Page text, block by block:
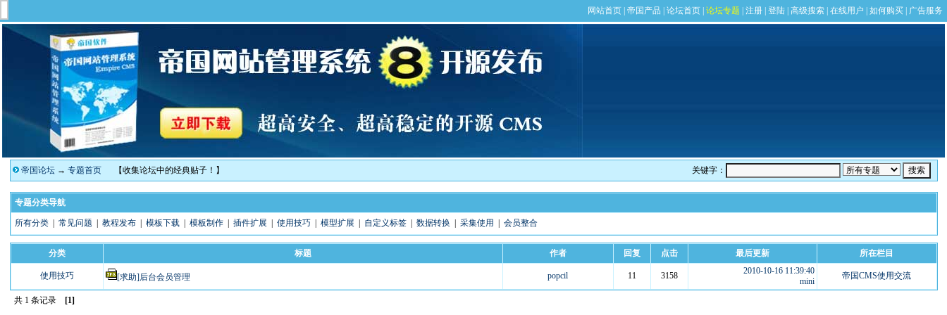
帝国论坛→ 专题首页【收集论坛中的经典贴子！】 关键字：
专题分类导航
所有分类| 常见问题 教程发布| 模板下载| 模板制作| 插件扩展 使用技巧| 模型扩展 自定义标签| 数据转换 采集使用 会员整合
分类 标题 作者 回复 点击 最后更新 所在栏目
使用技巧 [求助]后台会员管理 popcil 11 3158
2010-10-16 11:39:40
mini
帝国CMS使用交流
共 1 条记录 [1]